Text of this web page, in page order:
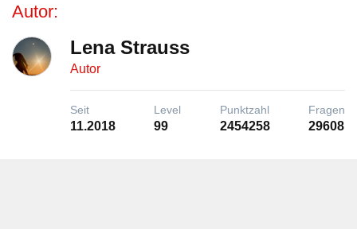
Autor:
Lena Strauss
Autor
Seit
11.2018
Level
99
Punktzahl
2454258
Fragen
29608